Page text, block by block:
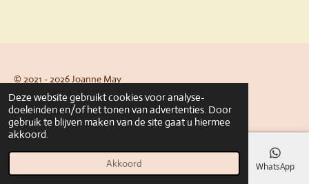
Deze website gebruikt cookies voor analyse-
doeleinden en/of het tonen van advertenties. Door
gebruik te blijven maken van de site gaat u hiermee
akkoord.
Akkoord
© 2021 - 2026 Joanne May
Powered byJouwWeb
Telefoonnummer WhatsApp